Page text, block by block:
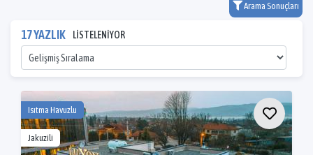
Arama Sonuçları
17 YAZLIK LİSTELENİYOR
Isıtma Havuzlu
Jakuzili